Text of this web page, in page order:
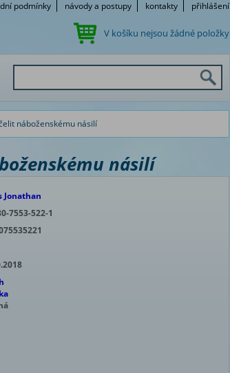
podmínky návody a postupy kontakty přihlášení
V košíku nejsou žádné položky
náboženskému násilí
násilí
Jonathan
7553-522-1